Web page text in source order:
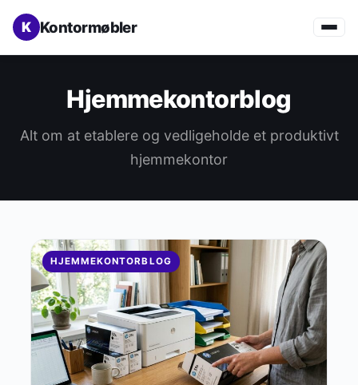
Kontormøbler
Hjemmekontorblog
Alt om at etablere og vedligeholde et produktivt
hjemmekontor
HJEMMEKONTORBLOG